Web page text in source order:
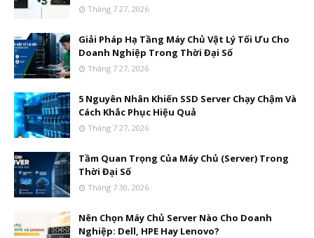
Tháng 7 27, 2026
Giải Pháp Hạ Tầng Máy Chủ Vật Lý Tối Ưu Cho
Doanh Nghiệp Trong Thời Đại Số
Tháng 7 27, 2026
5 Nguyên Nhân Khiến SSD Server Chạy Chậm Và
Cách Khắc Phục Hiệu Quả
Tháng 7 27, 2026
Tầm Quan Trọng Của Máy Chủ (Server) Trong
Thời Đại Số
Tháng 7 30, 2026
Nên Chọn Máy Chủ Server Nào Cho Doanh
Nghiệp: Dell, HPE Hay Lenovo?